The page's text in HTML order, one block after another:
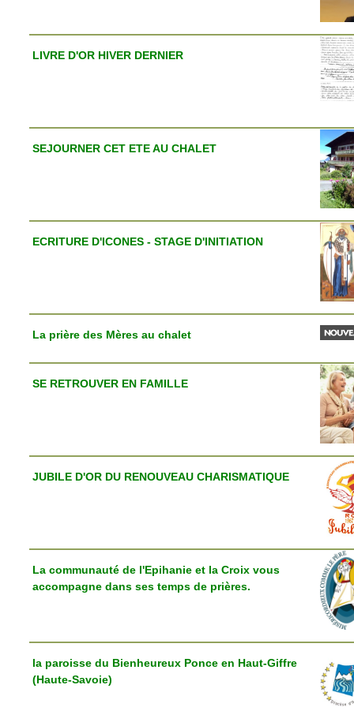
LIVRE D'OR HIVER DERNIER
SEJOURNER CET ETE AU CHALET
ECRITURE D'ICONES - STAGE D'INITIATION
La prière des Mères au chalet
SE RETROUVER EN FAMILLE
JUBILE D'OR DU RENOUVEAU CHARISMATIQUE
La communauté de l'Epihanie et la Croix vous
accompagne dans ses temps de prières.
la paroisse du Bienheureux Ponce en Haut-Giffre
(Haute-Savoie)